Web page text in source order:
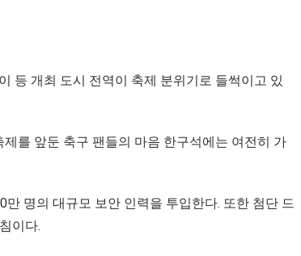
등 개최 도시 전역이 축제 분위기로 들썩이고 있
를 앞둔 축구 팬들의 마음 한구석에는 여전히 가
명의 대규모 보안 인력을 투입한다. 또한 첨단 드
이다.